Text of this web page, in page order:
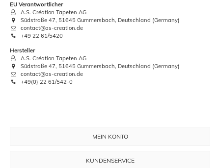
EU Verantwortlicher
A.S. Création Tapeten AG
Südstraße 47, 51645 Gummersbach, Deutschland (Germany)
contact@as-creation.de
+49 22 61/5420
Hersteller
A.S. Création Tapeten AG
Südstraße 47, 51645 Gummersbach, Deutschland (Germany)
contact@as-creation.de
+49(0) 22 61/542-0
MEIN KONTO
KUNDENSERVICE